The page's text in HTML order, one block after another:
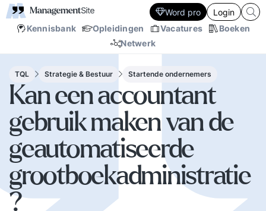
Kennisbank Opleidingen Vacatures
Boeken
Netwerk
Word pro Login
TQL Strategie & Bestuur Startende ondernemers
Kan een accountant
gebruik maken van de
geautomatiseerde
grootboekadministratie
?